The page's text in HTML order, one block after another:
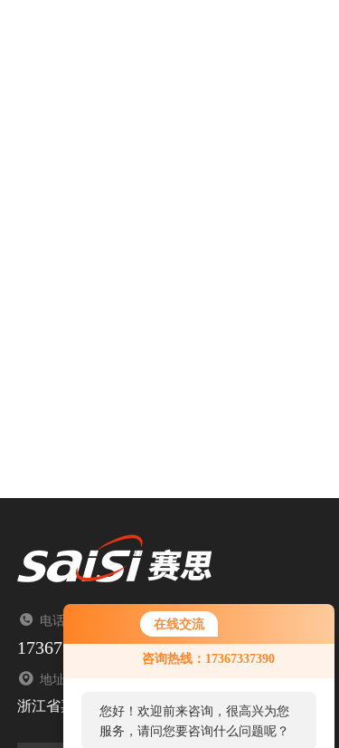
在线交流
咨询热线：17367337390
您好！欢迎前来咨询，很高兴为您
服务，请问您要咨询什么问题呢？
电话：TEL（来电请告知来自智能制造网）
17367337390
地址：ADDRESS
浙江省嘉兴市南湖区顺泽路1376号